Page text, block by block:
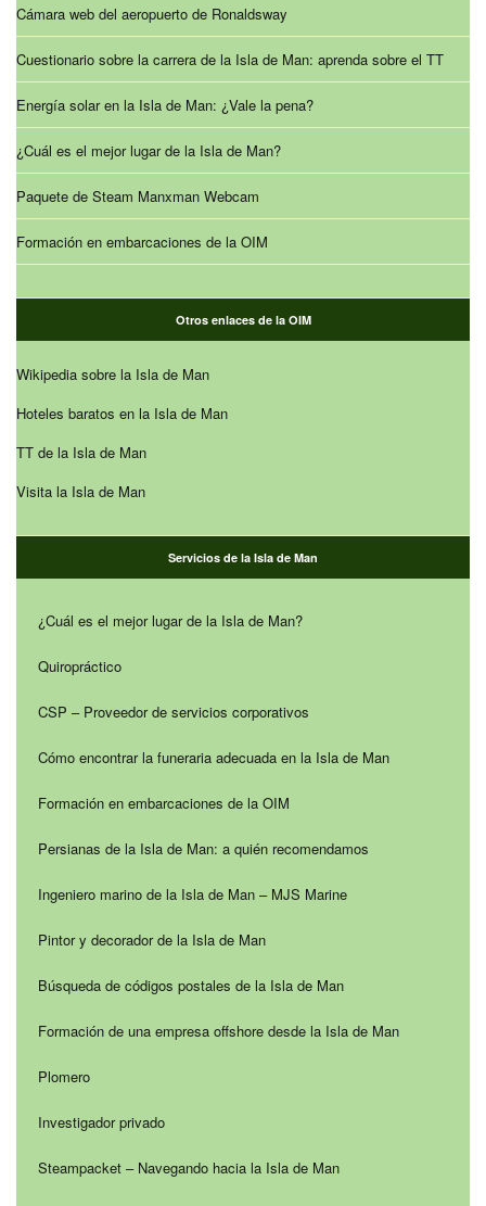
Cámara web del aeropuerto de Ronaldsway
Cuestionario sobre la carrera de la Isla de Man: aprenda sobre el TT
Energía solar en la Isla de Man: ¿Vale la pena?
¿Cuál es el mejor lugar de la Isla de Man?
Paquete de Steam Manxman Webcam
Formación en embarcaciones de la OIM
Otros enlaces de la OIM
Wikipedia sobre la Isla de Man
Hoteles baratos en la Isla de Man
TT de la Isla de Man
Visita la Isla de Man
Servicios de la Isla de Man
¿Cuál es el mejor lugar de la Isla de Man?
Quiropráctico
CSP – Proveedor de servicios corporativos
Cómo encontrar la funeraria adecuada en la Isla de Man
Formación en embarcaciones de la OIM
Persianas de la Isla de Man: a quién recomendamos
Ingeniero marino de la Isla de Man – MJS Marine
Pintor y decorador de la Isla de Man
Búsqueda de códigos postales de la Isla de Man
Formación de una empresa offshore desde la Isla de Man
Plomero
Investigador privado
Steampacket – Navegando hacia la Isla de Man